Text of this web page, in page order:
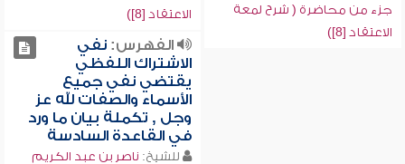
جزء من محاضرة ( شرح لمعة
الاعتقاد [8])
الاعتقاد [8])
الفهرس:نفي
الاشتراك اللفظي
يقتضي نفي جميع
الأسماء والصفات لله عز
وجل , تكملة بيان ما ورد
في القاعدة السادسة
للشيخ: ناصر بن عبد الكريم